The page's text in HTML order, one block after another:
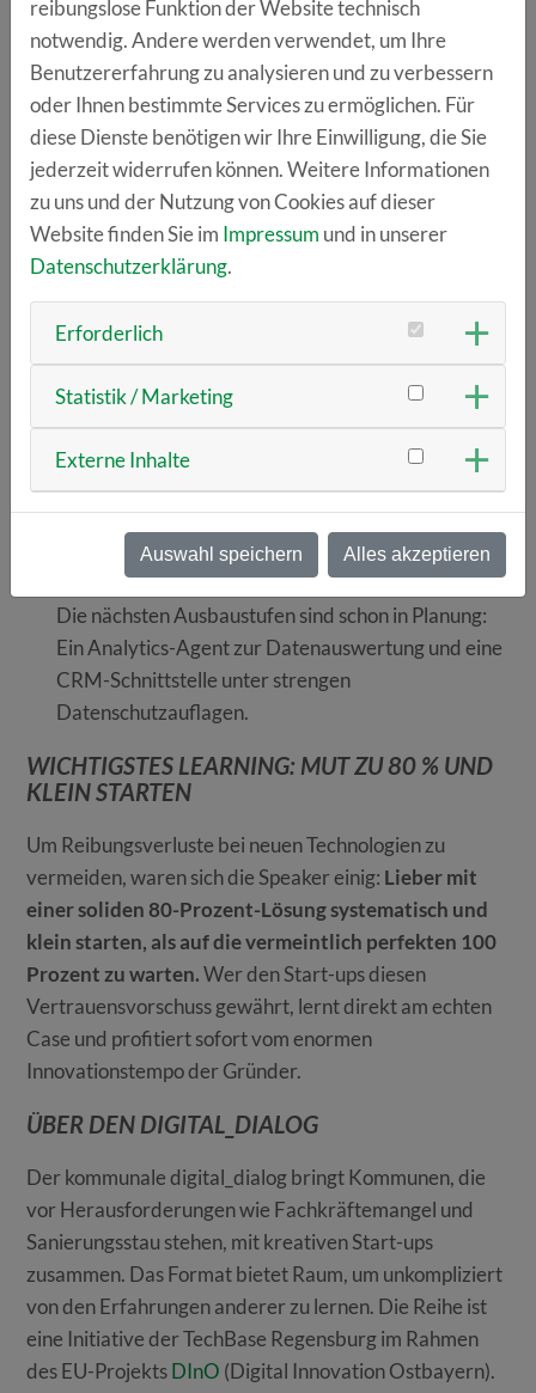
R-KOMbewiesen, dass Mut belohnt wird. Als
Vorreiter unter den regionalen Anbietern setzt das
Unternehmen auf KI – jedoch nicht als Ersatz für den
Menschen, sondern als intelligente Ergänzung. Das
Projekt zeigt par excellence, wie eine agile Kooperation
organisch wachsen kann: Was als einzelner Voice-
Agent im Kundenservice begann, entwickelt sich stetig
in mehreren Ausbaustufen weiter.
„Rosi“ geht immer dann ans Telefon, wenn alle
vor allem die Randzeiten ab 17:00 Uhr ab. Basis
hierfür ist eine im Vorfeld detailliert aufgebaute
Wissensdatenbank für wiederkehrende Fragen und
ein strukturierter Störungsleitfaden.
Der Benefit:Kunden erhalten sofort Hilfe, das
Support-Team wird massiv entlastet und
wöchentliche Abstimmungen sichern die Qualität.
Die nächsten Ausbaustufen sind schon in Planung:
Ein Analytics-Agent zur Datenauswertung und eine
CRM-Schnittstelle unter strengen
Datenschutzauflagen.
WICHTIGSTES LEARNING: MUT ZU 80 % UND
KLEIN STARTEN
Um Reibungsverluste bei neuen Technologien zu
vermeiden, waren sich die Speaker einig: Lieber mit
einer soliden 80-Prozent-Lösung systematisch und
klein starten, als auf die vermeintlich perfekten 100
Prozent zu warten.Wer den Start-ups diesen
Vertrauensvorschuss gewährt, lernt direkt am echten
Case und profitiert sofort vom enormen
Innovationstempo der Gründer.
ÜBER DEN DIGITAL_DIALOG
Der kommunale digital_dialog bringt Kommunen, die
vor Herausforderungen wie Fachkräftemangel und
Sanierungsstau stehen, mit kreativen Start-ups
zusammen. Das Format bietet Raum, um unkompliziert
von den Erfahrungen anderer zu lernen. Die Reihe ist
eine Initiative der TechBase Regensburg im Rahmen
des EU-ProjektsDInO (Digital Innovation Ostbayern).
reibungslose Funktion der Website technisch
notwendig. Andere werden verwendet, um Ihre
Benutzererfahrung zu analysieren und zu verbessern
oder Ihnen bestimmte Services zu ermöglichen. Für
diese Dienste benötigen wir Ihre Einwilligung, die Sie
jederzeit widerrufen können. Weitere Informationen
zu uns und der Nutzung von Cookies auf dieser
Website finden Sie im Impressum und in unserer
Datenschutzerklärung.
Erforderlich
Statistik / Marketing
Externe Inhalte
Auswahl speichern Alles akzeptieren